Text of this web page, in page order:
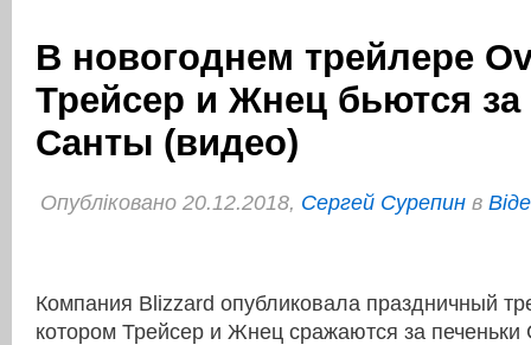
В новогоднем трейлере
Трейсер и Жнец бьются за
Санты (видео)
Опубліковано 20.12.2018, Сергей Сурепин в
Компания Blizzard опубликовала праздничный
котором Трейсер и Жнец сражаются за печеньки